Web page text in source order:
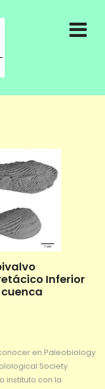
Inferior
en Paleobiology
Society
instituto con la